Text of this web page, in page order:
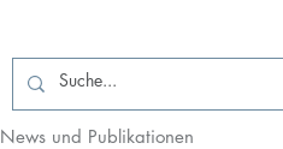
News und Publikationen